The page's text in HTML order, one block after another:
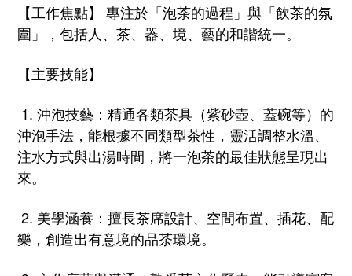
【工作焦點】 專注於「泡茶的過程」與「飲茶的氛
圍」，包括人、茶、器、境、 藝的和諧統一。
【主要技能】
1. 沖泡技藝：精通各類茶具（紫砂壺、蓋碗等）的
沖泡手法， 能根據不同類型茶性，靈活調整水溫、
注水方式與出湯時間， 將一泡茶的最佳狀態呈現出
來。
2. 美學涵養：擅長茶席設計、空間布置、插花、配
樂， 創造出有意境的品茶環境。